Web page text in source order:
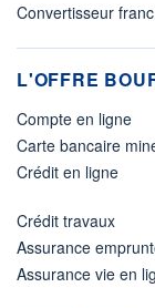
Convertisseur
L'OFFRE
Compte en ligne
Carte bancaire
Crédit en ligne
Crédit travaux
Assurance
Assurance vie en